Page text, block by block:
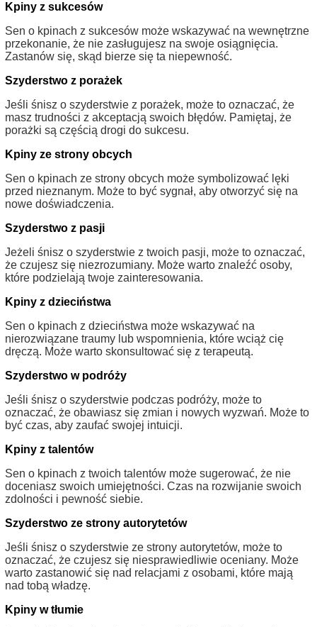
Kpiny z sukcesów
Sen o kpinach z sukcesów może wskazywać na wewnętrzne
przekonanie, że nie zasługujesz na swoje osiągnięcia.
Zastanów się, skąd bierze się ta niepewność.
Szyderstwo z porażek
Jeśli śnisz o szyderstwie z porażek, może to oznaczać, że
masz trudności z akceptacją swoich błędów. Pamiętaj, że
porażki są częścią drogi do sukcesu.
Kpiny ze strony obcych
Sen o kpinach ze strony obcych może symbolizować lęki
przed nieznanym. Może to być sygnał, aby otworzyć się na
nowe doświadczenia.
Szyderstwo z pasji
Jeżeli śnisz o szyderstwie z twoich pasji, może to oznaczać,
że czujesz się niezrozumiany. Może warto znaleźć osoby,
które podzielają twoje zainteresowania.
Kpiny z dzieciństwa
Sen o kpinach z dzieciństwa może wskazywać na
nierozwiązane traumy lub wspomnienia, które wciąż cię
dręczą. Może warto skonsultować się z terapeutą.
Szyderstwo w podróży
Jeśli śnisz o szyderstwie podczas podróży, może to
oznaczać, że obawiasz się zmian i nowych wyzwań. Może to
być czas, aby zaufać swojej intuicji.
Kpiny z talentów
Sen o kpinach z twoich talentów może sugerować, że nie
doceniasz swoich umiejętności. Czas na rozwijanie swoich
zdolności i pewność siebie.
Szyderstwo ze strony autorytetów
Jeśli śnisz o szyderstwie ze strony autorytetów, może to
oznaczać, że czujesz się niesprawiedliwie oceniany. Może
warto zastanowić się nad relacjami z osobami, które mają
nad tobą władzę.
Kpiny w tłumie